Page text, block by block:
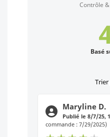
Contrôle
Basé
Maryline D.
Publié le 8/7/25,
commande : 7/29/2025)